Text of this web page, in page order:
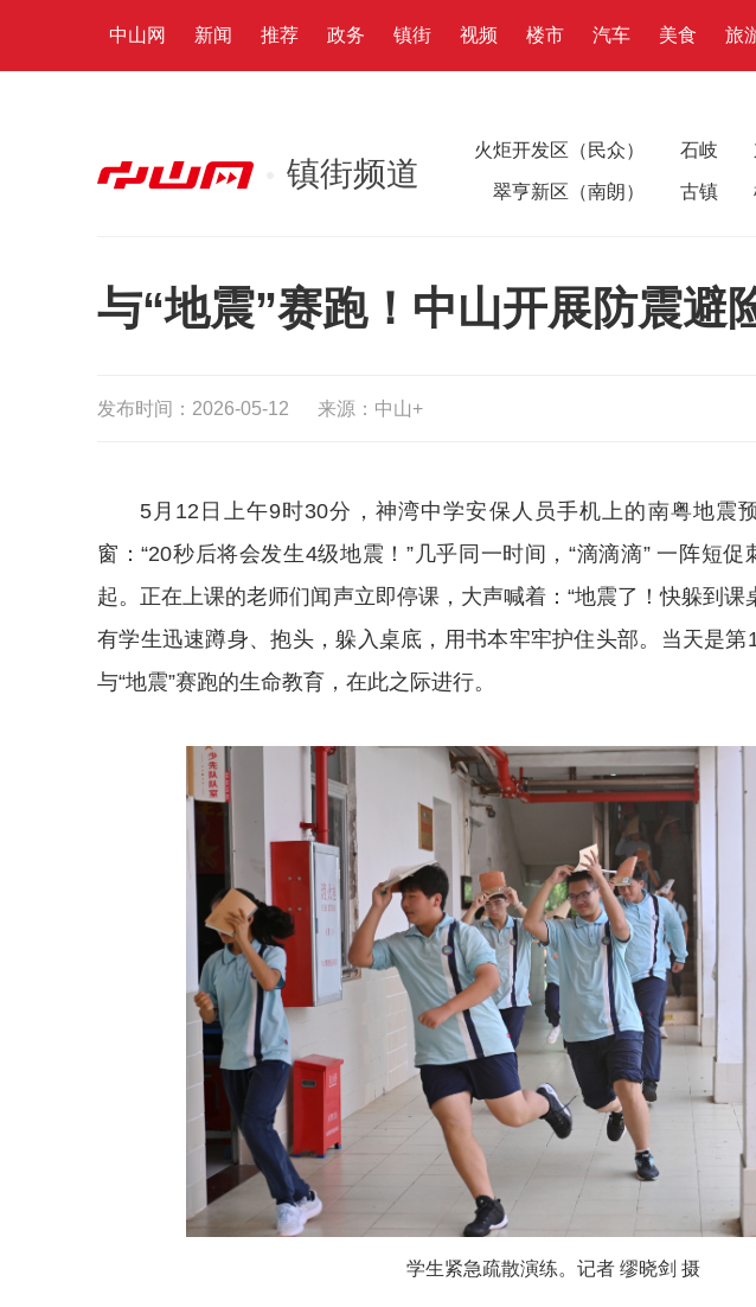
中山网 新闻 推荐 政务 镇街 视频 楼市 汽车 美食 旅
镇街频道
火炬开发区（民众） 石岐
翠亨新区（南朗） 古镇
与“地震”赛跑！中山开展防震避
发布时间：2026-05-12 来源：中山+
5月12日上午9时30分，神湾中学安保人员手机上的南粤地震
窗：“20秒后将会发生4级地震！”几乎同一时间，“滴滴滴” 一 阵短促
起。正在上课的老师们闻声立即停课，大声喊着：“地震了！快躲到课
有学生迅速蹲身、抱头，躲入桌底，用书本牢牢护住头部。当天是
与“地震”赛跑的生命教育，在此之际进行。
学生紧急疏散演练。记者 缪晓剑 摄